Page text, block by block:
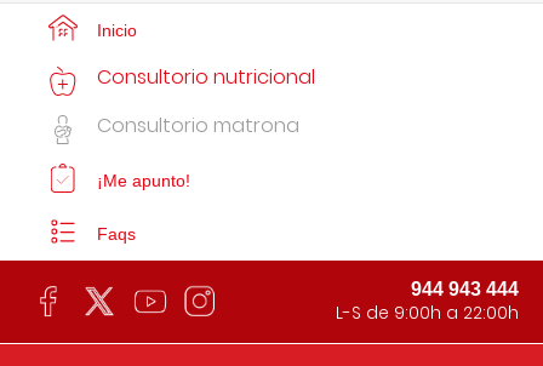
Inicio
Consultorio nutricional
Consultorio matrona
¡Me apunto!
Faqs
944 943 444
L-S de 9:00h a 22:00h